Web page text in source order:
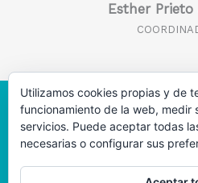
Esther
Políticas de coockies
Copyright ©
Utilizamos cookies propias y de
funcionamiento de la web, medir
servicios. Puede aceptar todas
necesarias o configurar sus